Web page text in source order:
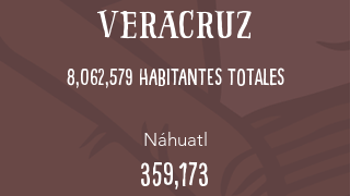
veracruz
8,062,579 habitantes totales
Náhuatl
359,173